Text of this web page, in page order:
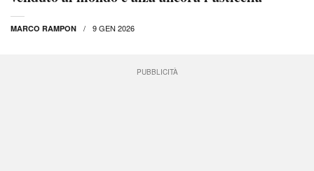
MARCO RAMPON 9 GEN 2026
PUBBLICITÀ